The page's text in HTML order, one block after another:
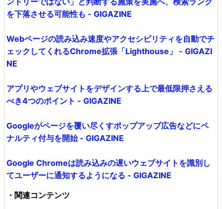
を下落させる可能性も - GIGAZINE
Webページの読み込み速度やアクセシビリティを自動でチ
ェックしてくれるChrome拡張「Lighthouse」 - GIGAZI
NE
アプリやウェブサイトをデザインする上で最低限押さえる
べき4つのポイント - GIGAZINE
Googleがページを覆い尽くすポップアップ広告などにペ
ナルティ付与を開始 - GIGAZINE
Google Chromeは読み込みの遅いウェブサイトを識別し
てユーザーに通知するようになる - GIGAZINE
・関連コンテンツ